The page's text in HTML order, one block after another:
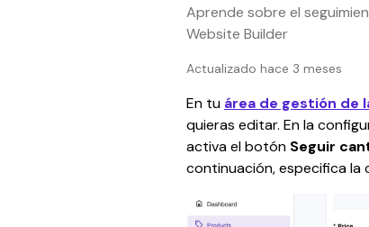
Aprende sobre el
Website Builder
Actualizado hace 3 meses
En tu área de gestión de
quieras editar. En la
activa el botón Seguir
continuación, especifica la